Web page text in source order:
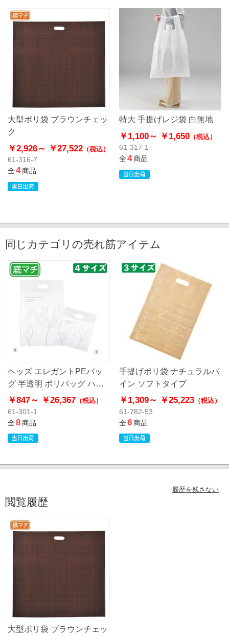
大型ポリ袋 ブラウンチェッ
ク
￥2,926～ ￥27,522 （税込）
61-316-7
全4商品
特大 手提げレジ袋 白無地
￥1,100～ ￥1,650（税込）
61-317-1
全4商品
同じカテゴリの売れ筋アイテム
ヘッズ エレガントPEバッ
グ 半透明 ポリバッグ ハー
ドタイプ
￥847～ ￥26,367 （税込）
61-301-1
全8商品
手提げポリ袋 ナチュラルバ
イン ソフトタイプ
￥1,309～ ￥25,223（税込）
61-782-53
全6商品
履歴を残さない
閲覧履歴
大型ポリ袋 ブラウンチェッ